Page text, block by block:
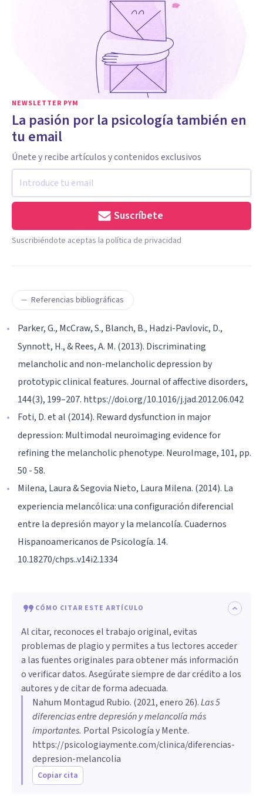
NEWSLETTER PYM
La pasión por la psicología también en
tu email
Únete y recibe artículos y contenidos exclusivos
Suscríbete
Suscribiéndote aceptas la política de privacidad
Referencias bibliográficas
Parker, G., McCraw, S., Blanch, B., Hadzi-Pavlovic, D.,
Synnott, H., & Rees, A. M. (2013). Discriminating
melancholic and non-melancholic depression by
prototypic clinical features. Journal of affective disorders,
144(3), 199–207. https://doi.org/10.1016/j.jad.2012.06.042
Foti, D. et al (2014). Reward dysfunction in major
depression: Multimodal neuroimaging evidence for
refining the melancholic phenotype. NeuroImage, 101, pp.
50 - 58.
Milena, Laura & Segovia Nieto, Laura Milena. (2014). La
experiencia melancólica: una configuración diferencial
entre la depresión mayor y la melancolía. Cuadernos
Hispanoamericanos de Psicología. 14.
10.18270/chps..v14i2.1334
CÓMO CITAR ESTE ARTÍCULO
Al citar, reconoces el trabajo original, evitas
problemas de plagio y permites a tus lectores acceder
a las fuentes originales para obtener más información
o verificar datos. Asegúrate siempre de dar crédito a los
autores y de citar de forma adecuada.
Nahum Montagud Rubio. (2021, enero 26).Las 5
diferencias entre depresión y melancolía más
importantes. Portal Psicología y Mente.
https://psicologiaymente.com/clinica/diferencias-
depresion-melancolia
Copiar cita